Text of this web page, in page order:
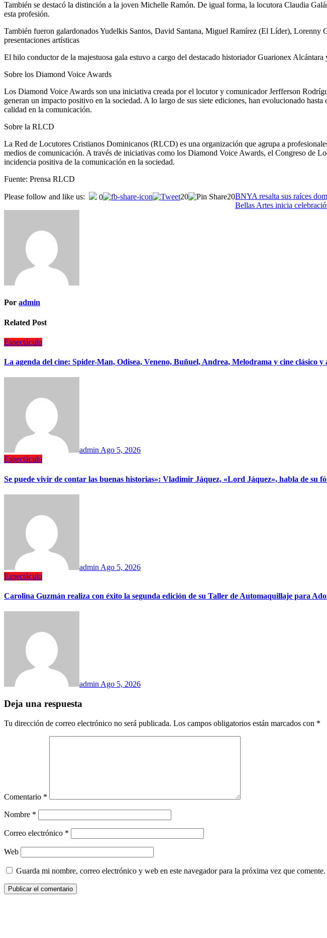
También se destacó la distinción a la joven Michelle Ramón. De igual forma, la locutora Claudia
esta profesión.
También fueron galardonados Yudelkis Santos, David Santana, Miguel Ramírez (El Líder),
presentaciones artísticas
El hilo conductor de la majestuosa gala estuvo a cargo del destacado historiador Guarionex
Sobre los Diamond Voice Awards
Los Diamond Voice Awards son una iniciativa creada por el locutor y comunicador Jerfferson
generan un impacto positivo en la sociedad. A lo largo de sus siete ediciones, han evolucionado
calidad en la comunicación.
Sobre la RLCD
La Red de Locutores Cristianos Dominicanos (RLCD) es una organización que agrupa a
medios de comunicación. A través de iniciativas como los Diamond Voice Awards, el Congreso de
incidencia positiva de la comunicación en la sociedad.
Fuente: Prensa RLCD
Please follow and like us: 0 20 20BNYA resalta sus raíces
Bellas Artes inicia
Por admin
Related Post
Espectáculo
La agenda del cine: Spider-Man, Odisea, Veneno, Buñuel, Andrea, Melodrama y cine clásico y
admin Ago 5, 2026
Espectáculo
Se puede vivir de contar las buenas historias»: Vladimir Jáquez, «Lord Jáquez», habla de su
admin Ago 5, 2026
Espectáculo
Carolina Guzmán realiza con éxito la segunda edición de su Taller de Automaquillaje para
adminAgo 5, 2026
Deja una respuesta
Tu dirección de correo electrónico no será publicada. Los campos obligatorios están marcados con *
Comentario *
Nombre *
Correo electrónico *
Web
Guarda mi nombre, correo electrónico y web en este navegador para la próxima vez que comente.